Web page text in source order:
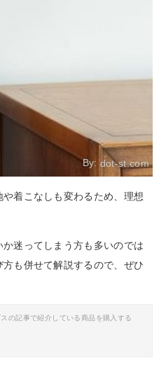
By: dot-st.com
着こなしも変わるため、理想
迷ってしまう方も多いのでは
も併せて解説するので、ぜひ
の記事で紹介している商品を購入する